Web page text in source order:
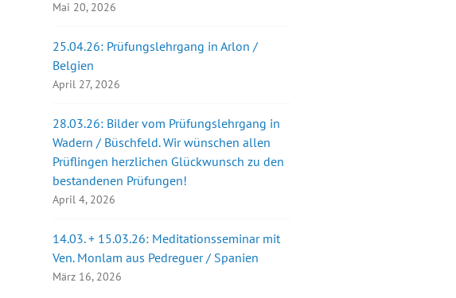
Mai 20, 2026
25.04.26: Prüfungslehrgang in Arlon /
Belgien
April 27, 2026
28.03.26: Bilder vom Prüfungslehrgang in
Wadern / Büschfeld. Wir wünschen allen
Prüflingen herzlichen Glückwunsch zu den
bestandenen Prüfungen!
April 4, 2026
14.03. + 15.03.26: Meditationsseminar mit
Ven. Monlam aus Pedreguer / Spanien
März 16, 2026